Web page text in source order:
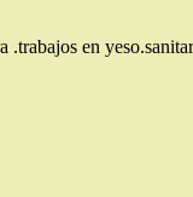
.trabajos en